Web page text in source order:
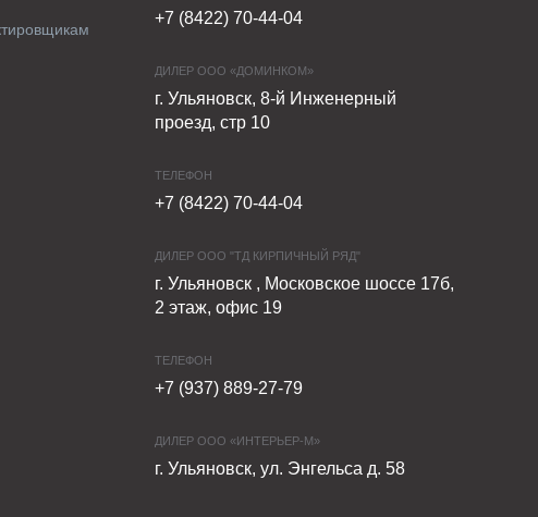
+7 (8422) 70-44-04
ДИЛЕР ООО «ДОМИНКОМ»
г. Ульяновск, 8-й Инженерный
проезд, стр 10
ТЕЛЕФОН
+7 (8422) 70-44-04
ДИЛЕР ООО "ТД КИРПИЧНЫЙ РЯД"
г. Ульяновск , Московское шоссе 17б,
2 этаж, офис 19
ТЕЛЕФОН
+7 (937) 889-27-79
ДИЛЕР ООО «ИНТЕРЬЕР-М»
г. Ульяновск, ул. Энгельса д. 58